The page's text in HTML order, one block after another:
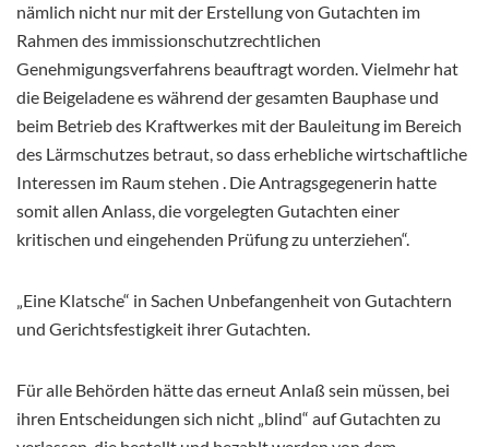
nämlich nicht nur mit der Erstellung von Gutachten im
Rahmen des immissionschutzrechtlichen
Genehmigungsverfahrens beauftragt worden. Vielmehr hat
die Beigeladene es während der gesamten Bauphase und
beim Betrieb des Kraftwerkes mit der Bauleitung im Bereich
des Lärmschutzes betraut, so dass erhebliche wirtschaftliche
Interessen im Raum stehen . Die Antragsgegenerin hatte
somit allen Anlass, die vorgelegten Gutachten einer
kritischen und eingehenden Prüfung zu unterziehen“.
„Eine Klatsche“ in Sachen Unbefangenheit von Gutachtern
und Gerichtsfestigkeit ihrer Gutachten.
Für alle Behörden hätte das erneut Anlaß sein müssen, bei
ihren Entscheidungen sich nicht „blind“ auf Gutachten zu